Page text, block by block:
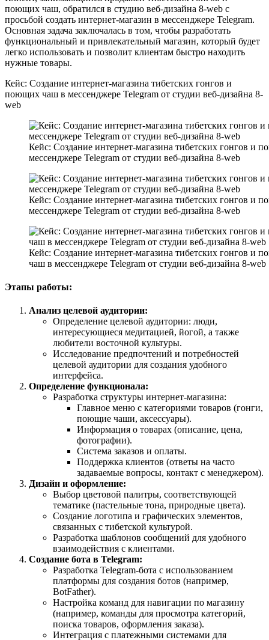
поющих чаш, обратился в студию веб-дизайна 8-web с
просьбой создать интернет-магазин в мессенджере Telegram.
Основная задача заключалась в том, чтобы разработать
функциональный и привлекательный магазин, который будет
легко использовать и позволит клиентам быстро находить
нужные товары.
Кейс: Создание интернет-магазина тибетских гонгов и
поющих чаш в мессенджере Telegram от студии веб-дизайна 8-
web
Кейс: Создание интернет-магазина тибетских гонгов и
мессенджере Telegram от студии веб-дизайна 8-web
Кейс: Создание интернет-магазина тибетских гонгов и
мессенджере Telegram от студии веб-дизайна 8-web
Кейс: Создание интернет-магазина тибетских гонгов и
чаш в мессенджере Telegram от студии веб-дизайна 8-web
Этапы работы:
Анализ целевой аудитории:
Определение целевой аудитории: люди,
интересующиеся медитацией, йогой, а также
любители восточной культуры.
Исследование предпочтений и потребностей
целевой аудитории для создания удобного
интерфейса.
Определение функционала:
Разработка структуры интернет-магазина:
Главное меню с категориями товаров (гонги,
поющие чаши, аксессуары).
Информация о товарах (описание, цена,
фотографии).
Система заказов и оплаты.
Поддержка клиентов (ответы на часто
задаваемые вопросы, контакт с менеджером).
Дизайн и оформление:
Выбор цветовой палитры, соответствующей
тематике (пастельные тона, природные цвета).
Создание логотипа и графических элементов,
связанных с тибетской культурой.
Разработка шаблонов сообщений для удобного
взаимодействия с клиентами.
Создание бота в Telegram:
Разработка Telegram-бота с использованием
платформы для создания ботов (например,
BotFather).
Настройка команд для навигации по магазину
(например, команды для просмотра категорий,
поиска товаров, оформления заказа).
Интеграция с платежными системами для